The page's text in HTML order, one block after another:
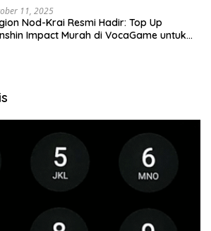
11, 2025
Nod-Krai Resmi Hadir: Top Up
Impact Murah di VocaGame untuk